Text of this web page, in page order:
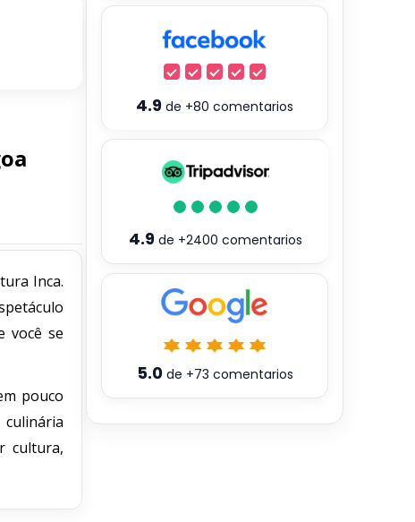
Inca.
você se
pouco
cultura,
4.9 de +80 comentarios
4.9de +2400 comentarios
5.0de +73 comentarios